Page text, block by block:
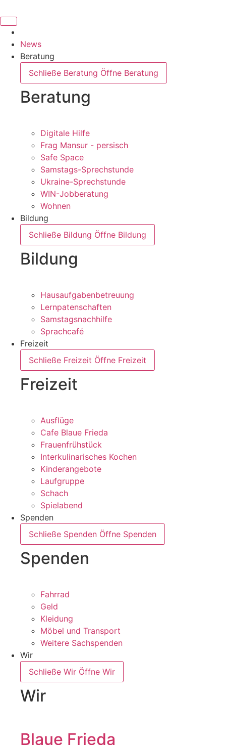
News
Beratung
Schließe Beratung Öffne Beratung
Beratung
Digitale Hilfe
Frag Mansur - persisch
Safe Space
Samstags-Sprechstunde
Ukraine-Sprechstunde
WIN-Jobberatung
Wohnen
Bildung
Schließe Bildung Öffne Bildung
Bildung
Hausaufgabenbetreuung
Lernpatenschaften
Samstagsnachhilfe
Sprachcafé
Freizeit
Schließe Freizeit Öffne Freizeit
Freizeit
Ausflüge
Cafe Blaue Frieda
Frauenfrühstück
Interkulinarisches Kochen
Kinderangebote
Laufgruppe
Schach
Spielabend
Spenden
Schließe Spenden Öffne Spenden
Spenden
Fahrrad
Geld
Kleidung
Möbel und Transport
Weitere Sachspenden
Wir
Schließe Wir Öffne Wir
Wir
Blaue Frieda